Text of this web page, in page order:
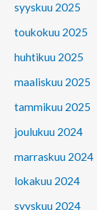
syyskuu 2025
toukokuu 2025
huhtikuu 2025
maaliskuu 2025
tammikuu 2025
joulukuu 2024
marraskuu 2024
lokakuu 2024
syyskuu 2024